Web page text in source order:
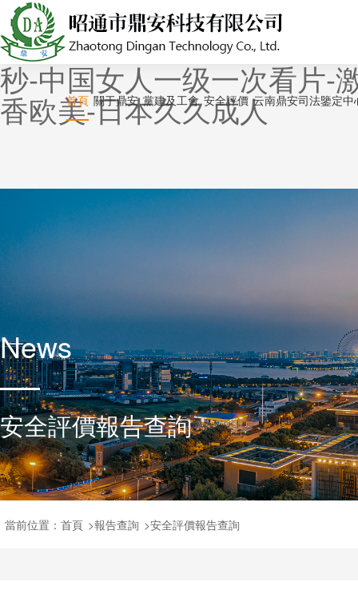
亚洲第一色-天天操天天舔-
美国产成人-天堂中文字幕
秒-中国女人一级一次看片-
香欧美-日本久久成人
首頁 關于鼎安 黨建及工會 安全評價 云南鼎安司法鑒定中
News
安全評價報告查詢
當前位置： 首頁 >報告查詢 >安全評價報告查詢